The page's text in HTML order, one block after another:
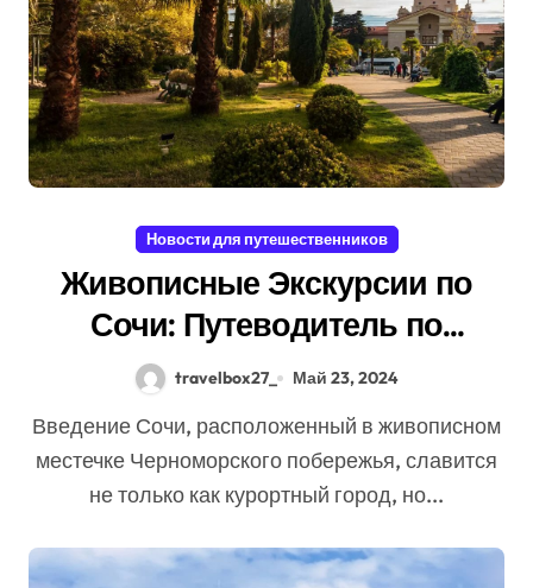
Новости для путешественников
Живописные Экскурсии по
Сочи: Путеводитель по
Природным и Культурным
Достопримечательностям
travelbox27_ Май 23, 2024
Введение Сочи, расположенный в живописном
местечке Черноморского побережья, славится
не только как курортный город, но...